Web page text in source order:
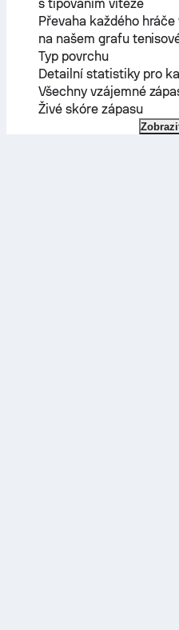
s tipováním vítěze
Převaha každého
na našem grafu
Typ povrchu
Detailní statistiky pro
Všechny vzájemné
Živé skóre zápasu